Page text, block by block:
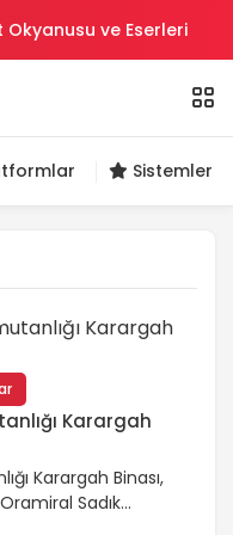
Okyanusu ve Eserleri
Cezayir ve Bicâye
Seferleri ve Ölümü
Savaşları ve Ölümü
Sistemler
Karargah
Karargah Binası,
Sadık